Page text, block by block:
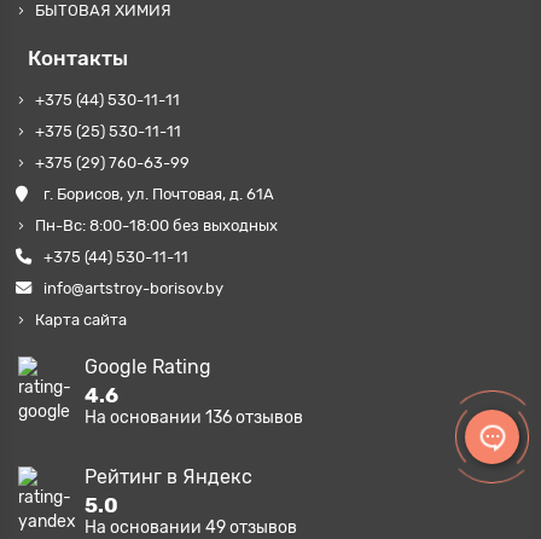
БЫТОВАЯ ХИМИЯ
Контакты
+375 (44) 530-11-11
+375 (25) 530-11-11
+375 (29) 760-63-99
г. Борисов, ул. Почтовая, д. 61А
Пн-Вс: 8:00-18:00 без выходных
+375 (44) 530-11-11
info@artstroy-borisov.by
Карта сайта
Google Rating
4.6
На основании 136отзывов
Рейтинг в Яндекс
5.0
На основании 49отзывов